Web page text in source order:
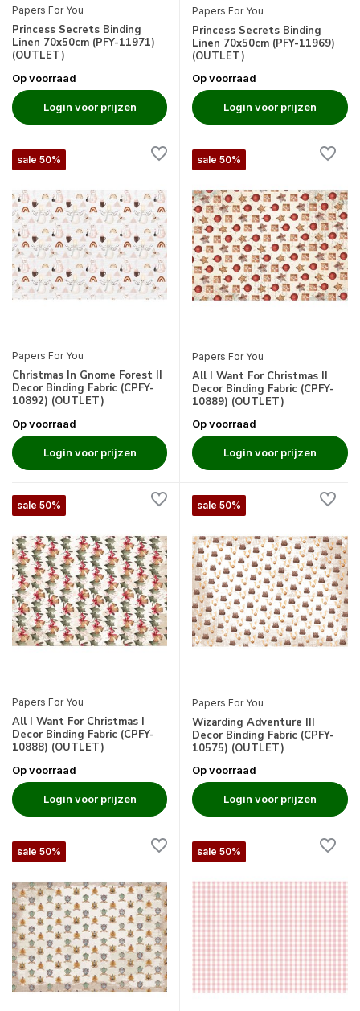
Papers For You
Princess Secrets Binding
Linen 70x50cm (PFY-11971)
(OUTLET)
Op voorraad
Login voor prijzen
Papers For You
Princess Secrets Binding
Linen 70x50cm (PFY-11969)
(OUTLET)
Op voorraad
Login voor prijzen
sale 50%
Papers For You
Christmas In Gnome Forest II
Decor Binding Fabric (CPFY-
10892) (OUTLET)
Op voorraad
Login voor prijzen
sale 50%
Papers For You
All I Want For Christmas II
Decor Binding Fabric (CPFY-
10889) (OUTLET)
Op voorraad
Login voor prijzen
sale 50%
Papers For You
All I Want For Christmas I
Decor Binding Fabric (CPFY-
10888) (OUTLET)
Op voorraad
Login voor prijzen
sale 50%
Papers For You
Wizarding Adventure III
Decor Binding Fabric (CPFY-
10575) (OUTLET)
Op voorraad
Login voor prijzen
sale 50% sale 50%